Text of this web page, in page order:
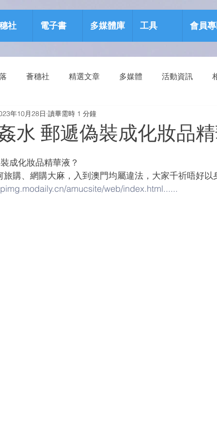
社 電子書 多媒體庫 工具 會員
薈穗社 精選文章 多媒體 活動資訊
包 健康生活
水 郵遞偽裝成化妝品
年10月28日 讀畢需時 1 分鐘
成化妝品精華液？
旅購、網購大麻，入到澳門均屬違法，大家千祈唔好以
amucsite/web/index.html......